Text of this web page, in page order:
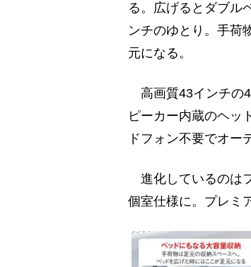
る。広げるとダブル
ンチのゆとり。手荷
元になる。
高画質43インチの
ピーカー内蔵のヘッ
ドフォン不要でオー
進化しているのは
個室仕様に。プレミ